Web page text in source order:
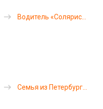
Водитель «Соляриса»
Семья из Петербурга